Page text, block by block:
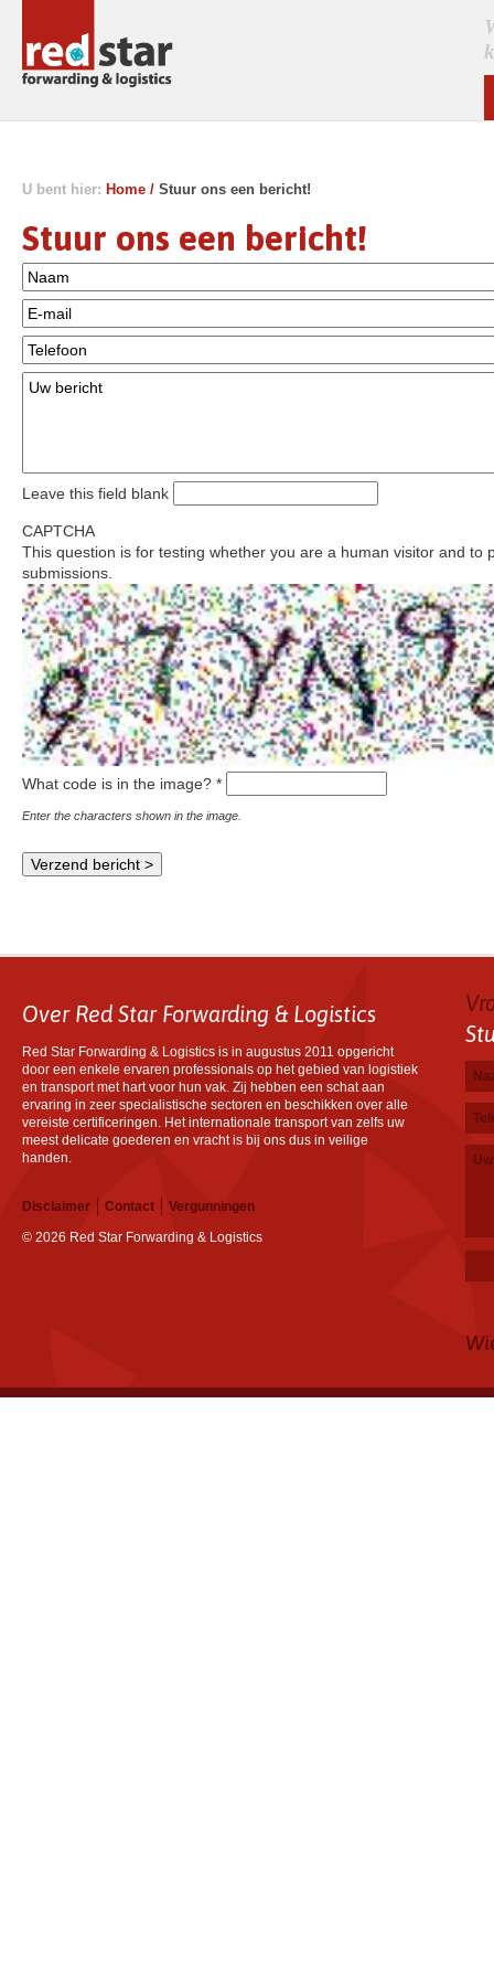
U bent hier: Home / Stuur ons een bericht!
Stuur ons een bericht!
Naam
E-mail adres
Telefoon
Uw bericht*
Leave this field blank
CAPTCHA
This question is for testing whether you are a human visitor and to
submissions.
What code is in the image? *
Enter the characters shown in the image.
Over Red Star Forwarding & Logistics
Red Star Forwarding & Logistics is in augustus 2011 opgericht
door een enkele ervaren professionals op het gebied van logistiek
en transport met hart voor hun vak. Zij hebben een schat aan
ervaring in zeer specialistische sectoren en beschikken over alle
vereiste certificeringen. Het internationale transport van zelfs uw
meest delicate goederen en vracht is bij ons dus in veilige
handen.
Disclaimer Contact
Vergunningen
© 2026 Red Star Forwarding & Logistics
E-
Uw